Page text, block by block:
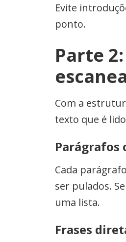
Evite
ponto.
Parte
Com a
texto que é
Parágrafos
Cada
ser pulados.
uma lista.
Frases